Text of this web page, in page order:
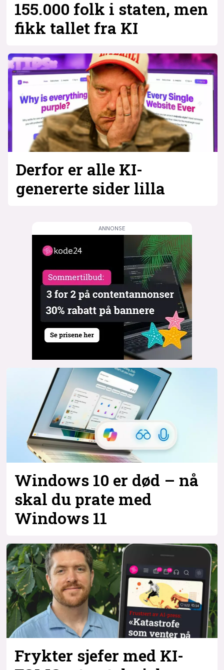
155.000 folk i staten, men
fikk tallet fra KI
Derfor er alle KI-
genererte sider lilla
Windows 10 er død – nå
skal du prate med
Windows 11
Frykter sjefer med KI-